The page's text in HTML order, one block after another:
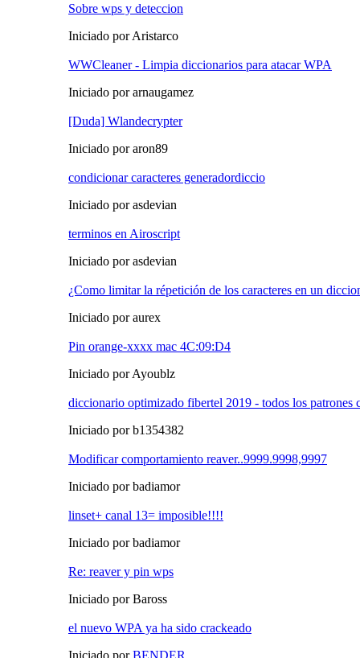
Sobre wps y deteccion
Iniciado por Aristarco
WWCleaner - Limpia diccionarios para atacar WPA
Iniciado por arnaugamez
[Duda] Wlandecrypter
Iniciado por aron89
condicionar caracteres generadordiccio
Iniciado por asdevian
terminos en Airoscript
Iniciado por asdevian
¿Como limitar la répetición de los caracteres en un
Iniciado por aurex
Pin orange-xxxx mac 4C:09:D4
Iniciado por Ayoublz
diccionario optimizado fibertel 2019 - todos los patrones
Iniciado por b1354382
Modificar comportamiento reaver..9999.9998,9997
Iniciado por badiamor
linset+ canal 13= imposible!!!!
Iniciado por badiamor
Re: reaver y pin wps
Iniciado por Baross
el nuevo WPA ya ha sido crackeado
Iniciado porBENDER